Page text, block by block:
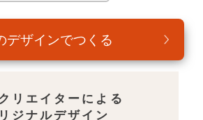
リエイターによる
ジナルデザイン